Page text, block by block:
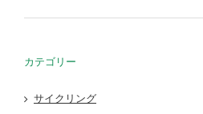
カテゴリー
サイクリング